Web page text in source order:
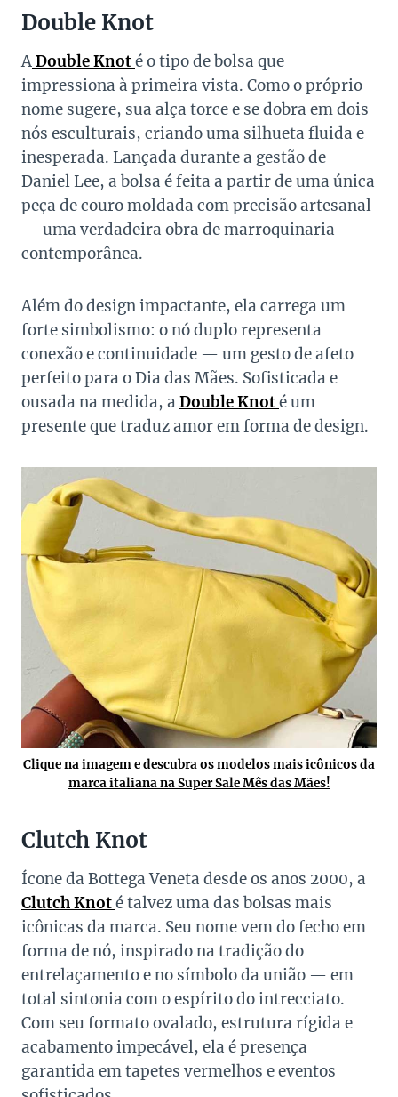
Double Knot
ADouble Knoté o tipo de bolsa que
impressiona à primeira vista. Como o próprio
nome sugere, sua alça torce e se dobra em dois
nós esculturais, criando uma silhueta fluida e
inesperada. Lançada durante a gestão de
Daniel Lee, a bolsa é feita a partir de uma única
peça de couro moldada com precisão artesanal
— uma verdadeira obra de marroquinaria
contemporânea.
Além do design impactante, ela carrega um
forte simbolismo: o nó duplo representa
conexão e continuidade — um gesto de afeto
perfeito para o Dia das Mães. Sofisticada e
ousada na medida, a Double Knoté um
presente que traduz amor em forma de design.
Clique na imagem e descubra os modelos mais icônicos da
marca italiana na Super Sale Mês das Mães!
Clutch Knot
Ícone da Bottega Veneta desde os anos 2000, a
Clutch Knoté talvez uma das bolsas mais
icônicas da marca. Seu nome vem do fecho em
forma de nó, inspirado na tradição do
entrelaçamento e no símbolo da união — em
total sintonia com o espírito do intrecciato.
Com seu formato ovalado, estrutura rígida e
acabamento impecável, ela é presença
garantida em tapetes vermelhos e eventos